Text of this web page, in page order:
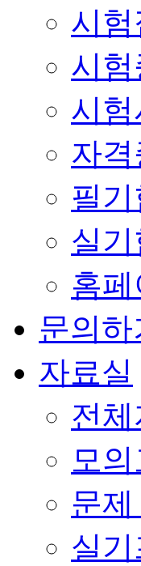
시험
시
시험
자격
필
실
홈페
문의하
자료실
전체
모
문제
실